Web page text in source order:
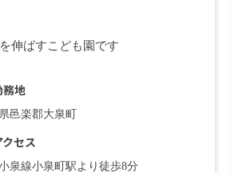
伸ばすこども園です
務地
邑楽郡大泉町
クセス
泉線小泉町駅より徒歩8分